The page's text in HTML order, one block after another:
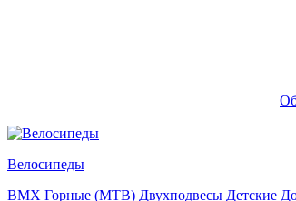
Велосипеды
BMX Горные (MTB) Двухподвесы Детские